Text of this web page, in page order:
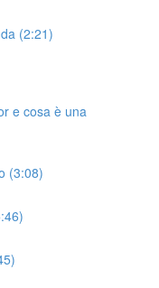
(2:21)
e cosa è una
(3:08)